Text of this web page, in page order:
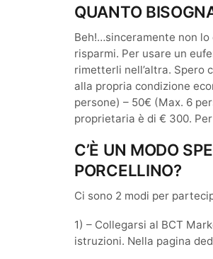
QUANTO
Beh!…sinceramente non
risparmi. Per usare un
rimetterli nell’altra. Spero
alla propria condizione
persone) – 50€ (Max. 6
proprietaria è di € 300.
C’È UN MODO
PORCELLINO?
Ci sono 2 modi per
1) – Collegarsi al BCT
istruzioni. Nella pagina